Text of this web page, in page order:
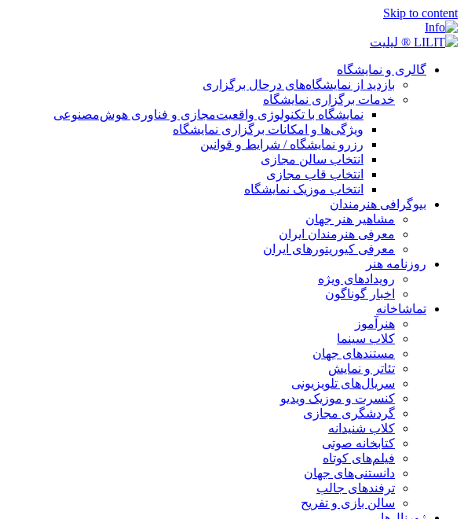
Skip to content
گالری و نمایشگاه
بازدید از نمایشگاه‌های درحال برگزاری
خدمات برگزاری نمایشگاه
نمایشگاه با تکنولوژی واقعیت‌مجازی و فناوری هوش‌مصنوعی
ویژگی‌ها و امکانات برگزاری نمایشگاه
رزرو نمایشگاه / شرایط و قوانین
انتخاب سالن مجازی
انتخاب قاب مجازی
انتخاب موزیک نمایشگاه
بیوگرافی هنرمندان
مشاهیر هنر جهان
معرفی هنرمندان ایران
معرفی کیوریتورهای ایران
روزنامه هنر
رویدادهای ویژه
اخبار گوناگون
تماشاخانه
هنرآموز
کلاب سینما
مستندهای جهان
تئاتر و نمایش
سریال‌های تلویزیونی
کنسرت و موزیک ویدیو
گردشگری مجازی
کلاب شنیدانه
کتابخانه صوتی
فیلم‌های کوتاه
دانستنی‌های جهان
ترفندهای جالب
سالن بازی و تفریح